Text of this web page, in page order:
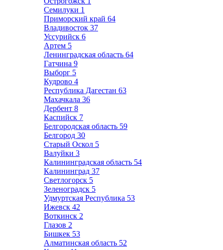
Семилуки 1
Приморский край 64
Владивосток 37
Уссурийск 6
Артем 5
Ленинградская область 64
Гатчина 9
Выборг 5
Кудрово 4
Республика Дагестан 63
Махачкала 36
Дербент 8
Каспийск 7
Белгородская область 59
Белгород 30
Старый Оскол 5
Валуйки 3
Калининградская область 54
Калининград 37
Светлогорск 5
Зеленоградск 5
Удмуртская Республика 53
Ижевск 42
Воткинск 2
Глазов 2
Бишкек 53
Алматинская область 52